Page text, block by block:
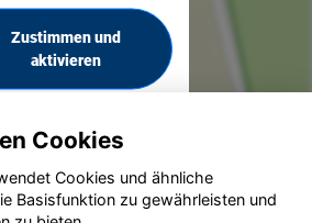
Zustimmen und
aktivieren
Cookies
Cookies und ähnliche
Basisfunktion zu gewährleisten und